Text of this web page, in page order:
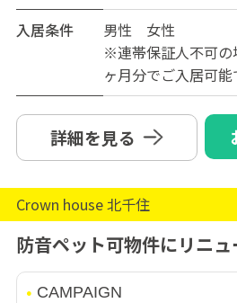
入居条件
男性 女性
※連帯保証人不可の
ヶ月分でご入居可能
詳細を見る
Crown house 北千住
防音ペット可物件にリニュ
CAMPAIGN